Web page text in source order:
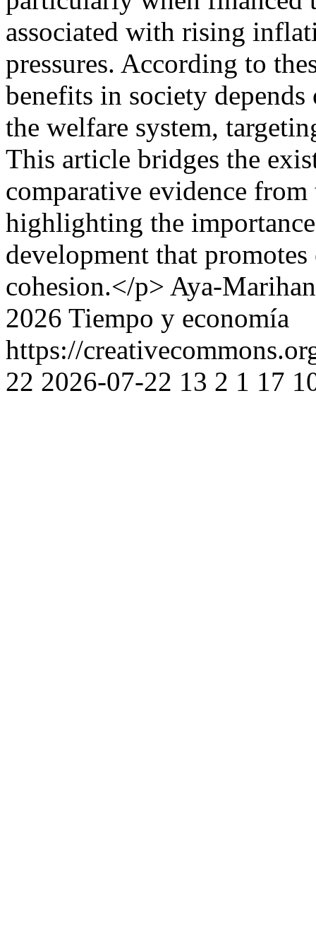
associated with rising
pressures. According to
benefits in society
the welfare system,
This article bridges the
comparative evidence
highlighting the
development that
cohesion.</p> Aya-
2026 Tiempo y economía
https://
22 2026-07-22 13 2 1 17